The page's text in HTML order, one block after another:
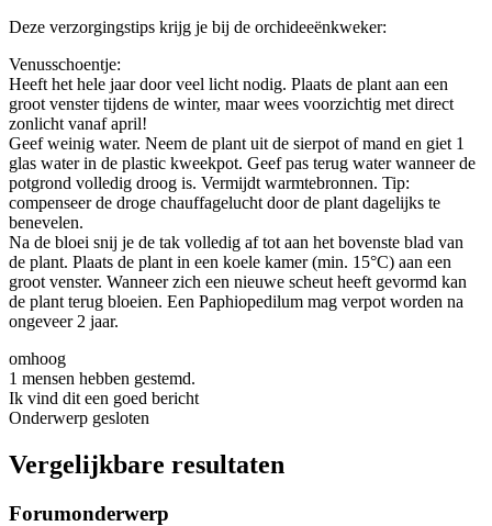
Deze verzorgingstips krijg je bij de orchideeënkweker:
Venusschoentje:
Heeft het hele jaar door veel licht nodig. Plaats de plant aan een
groot venster tijdens de winter, maar wees voorzichtig met direct
zonlicht vanaf april!
Geef weinig water. Neem de plant uit de sierpot of mand en giet 1
glas water in de plastic kweekpot. Geef pas terug water wanneer de
potgrond volledig droog is. Vermijdt warmtebronnen. Tip:
compenseer de droge chauffagelucht door de plant dagelijks te
benevelen.
Na de bloei snij je de tak volledig af tot aan het bovenste blad van
de plant. Plaats de plant in een koele kamer (min. 15°C) aan een
groot venster. Wanneer zich een nieuwe scheut heeft gevormd kan
de plant terug bloeien. Een Paphiopedilum mag verpot worden na
ongeveer 2 jaar.
omhoog
1 mensen hebben gestemd.
Ik vind dit een goed bericht
Onderwerp gesloten
Vergelijkbare resultaten
Forumonderwerp